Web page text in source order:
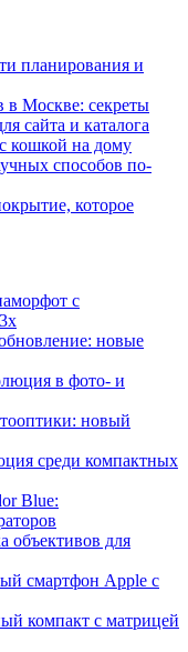
планирования и
в Москве: секреты
сайта и каталога
кошкой на дому
способов по-
которое
с
новые
в фото- и
новый
среди компактных
Blue:
объективов для
смартфон Apple с
компакт с матрицей